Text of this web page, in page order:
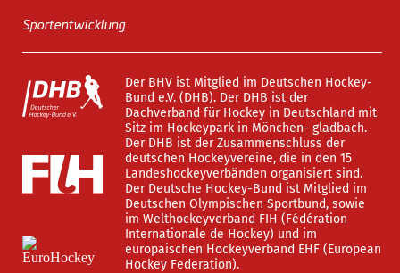
Sportentwicklung
Der BHV ist Mitglied im Deutschen Hockey-
Bund e.V. (DHB). Der DHB ist der
Dachverband für Hockey in Deutschland mit
Sitz im Hockeypark in Mönchen- gladbach.
Der DHB ist der Zusammenschluss der
deutschen Hockeyvereine, die in den 15
Landeshockeyverbänden organisiert sind.
Der Deutsche Hockey-Bund ist Mitglied im
Deutschen Olympischen Sportbund, sowie
im Welthockeyverband FIH (Fédération
Internationale de Hockey) und im
europäischen Hockeyverband EHF (European
Hockey Federation).